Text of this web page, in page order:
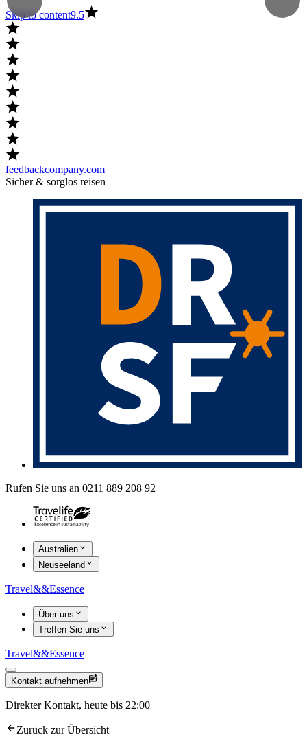
Skip to content9.5
feedbackcompany.com
Sicher & sorglos reisen
Rufen Sie uns an 0211 889 208 92
Australien
Neuseeland
Travel&&Essence
Über uns
Treffen Sie uns
Travel&&Essence
Kontakt aufnehmen
Direkter Kontakt, heute bis 22:00
Zurück zur Übersicht